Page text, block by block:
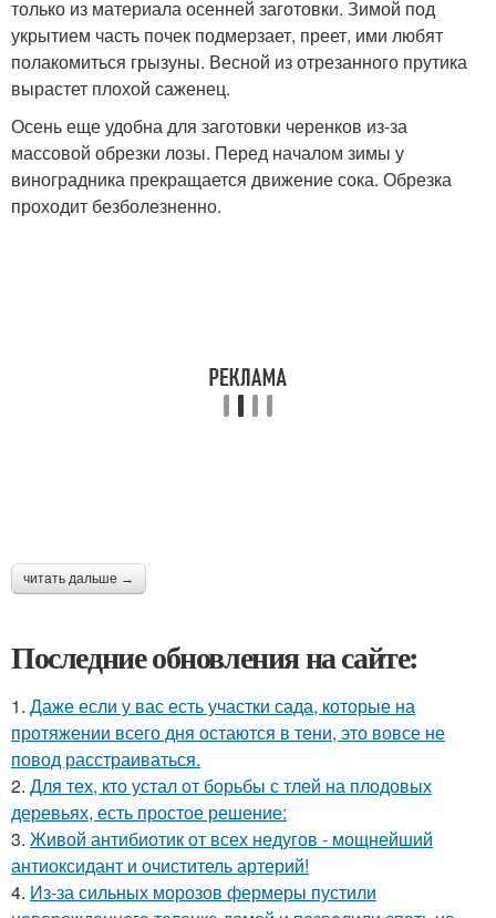
только из материала осенней заготовки. Зимой под
укрытием часть почек подмерзает, преет, ими любят
полакомиться грызуны. Весной из отрезанного прутика
вырастет плохой саженец.
Осень еще удобна для заготовки черенков из-за
массовой обрезки лозы. Перед началом зимы у
виноградника прекращается движение сока. Обрезка
проходит безболезненно.
читать дальше →
Последние обновления на сайте:
1. Даже если у вас есть участки сада, которые на
протяжении всего дня остаются в тени, это вовсе не
повод расстраиваться.
2. Для тех, кто устал от борьбы с тлей на плодовых
деревьях, есть простое решение:
3. Живой антибиотик от всех недугов - мощнейший
антиоксидант и очиститель артерий!
4. Из-за сильных морозов фермеры пустили